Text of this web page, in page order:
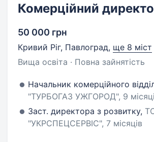
Комерційний
50 000 грн
Кривий Ріг, Павлоград, ще 8 міст
Вища освіта · Повна зайнятість
Начальник комерційного
"ТУРБОГАЗ УЖГОРОД", 9
Заст. директора з розвитку,
"УКРСПЕЦСЕРВІС", 7 місяців